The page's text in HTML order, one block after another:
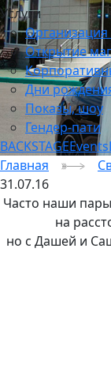
Услуги
Открытие
Дни
Показы, шоу
Гендер-пати
BACKSTAGEEvents
Главная
31.07.16
Часто наши
на
но с Дашей и